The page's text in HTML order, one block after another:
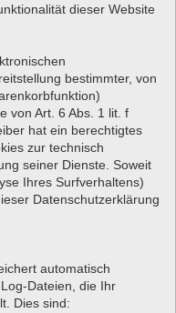
dieser Website
bestimmter, von
von Art. 6 Abs. 1 lit. f
hat ein berechtigtes
zur technisch
seiner Dienste. Soweit
Ihres Surfverhaltens)
Datenschutzerklärung
automatisch
Dateien, die Ihr
Dies sind: